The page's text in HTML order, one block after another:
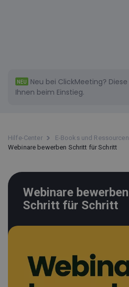
NEU Neu bei ClickMeeting? Diese
Ihnen beim Einstieg.
Hilfe-Center
E-Books und Ressourcen
Webinare bewerben Schritt für Schritt
Webinare bewerben
Schritt für Schritt